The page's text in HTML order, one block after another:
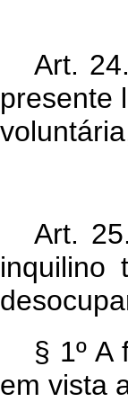
Art.
presente
Art.
inquilino
§ 1º
em vista